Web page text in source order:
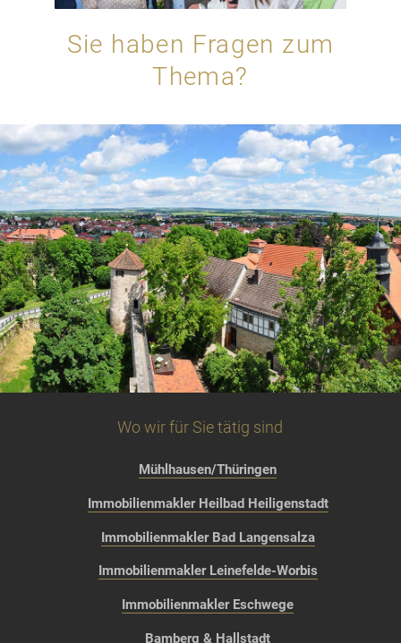
Sie haben Fragen zum
Thema?
Wo wir für Sie tätig sind
Mühlhausen/Thüringen
Immobilienmakler Heilbad Heiligenstadt
Immobilienmakler Bad Langensalza
Immobilienmakler Leinefelde-Worbis
Immobilienmakler Eschwege
Bamberg & Hallstadt